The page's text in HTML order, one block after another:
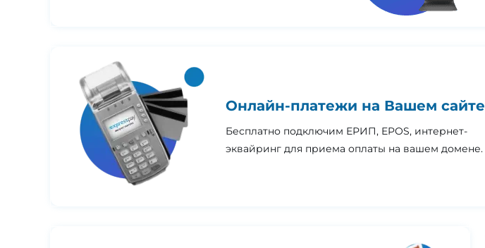
Онлайн-платежи на Вашем сайте
Бесплатно подключим ЕРИП, EPOS, интернет-
эквайринг для приема оплаты на вашем домене.